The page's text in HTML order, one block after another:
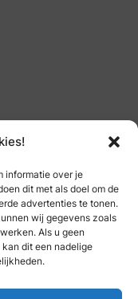
informatie over je
dit met als doel om de
advertenties te tonen.
wij gegevens zoals
Als u geen
dit een nadelige